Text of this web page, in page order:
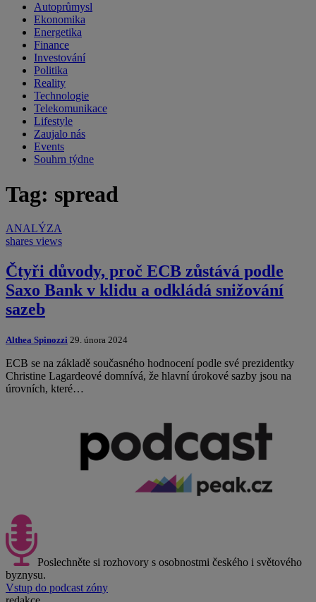
Autoprůmysl
Ekonomika
Energetika
Finance
Investování
Politika
Reality
Technologie
Telekomunikace
Lifestyle
Zaujalo nás
Events
Souhrn týdne
Tag: spread
ANALÝZA
shares views
Čtyři důvody, proč ECB zůstává podle
Saxo Bank v klidu a odkládá snižování
sazeb
Althea Spinozzi 29. února 2024
ECB se na základě současného hodnocení podle své prezidentky
Christine Lagardeové domnívá, že hlavní úrokové sazby jsou na
úrovních, které…
Poslechněte si rozhovory s osobnostmi českého i světového
byznysu.
Vstup do podcast zóny